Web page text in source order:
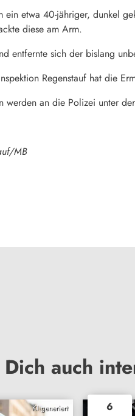
ein etwa 40-jähriger, dunkel
diese am Arm.
entfernte sich der bislang
Regenstauf hat die
werden an die Polizei unter
MB
auch
KI generiert 6